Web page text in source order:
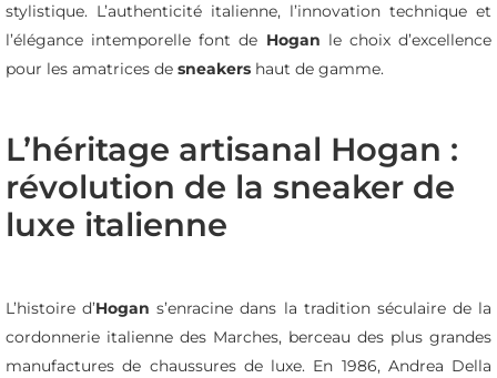
stylistique. L’authenticité italienne, l’innovation technique et
l’élégance intemporelle font de Hogan le choix d’excellence
pour les amatrices de sneakers haut de gamme.
L’héritage artisanal Hogan :
révolution de la sneaker de
luxe italienne
L’histoire d’Hogan s’enracine dans la tradition séculaire de la
cordonnerie italienne des Marches, berceau des plus grandes
manufactures de chaussures de luxe. En 1986, Andrea Della